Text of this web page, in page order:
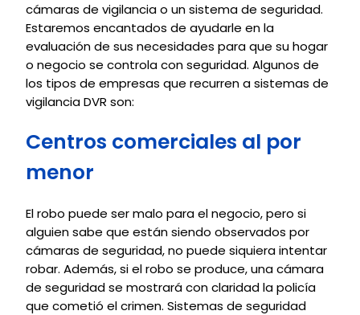
cámaras de vigilancia o un sistema de seguridad.
Estaremos encantados de ayudarle en la
evaluación de sus necesidades para que su hogar
o negocio se controla con seguridad. Algunos de
los tipos de empresas que recurren a sistemas de
vigilancia DVR son:
Centros comerciales al por
menor
El robo puede ser malo para el negocio, pero si
alguien sabe que están siendo observados por
cámaras de seguridad, no puede siquiera intentar
robar. Además, si el robo se produce, una cámara
de seguridad se mostrará con claridad la policía
que cometió el crimen. Sistemas de seguridad